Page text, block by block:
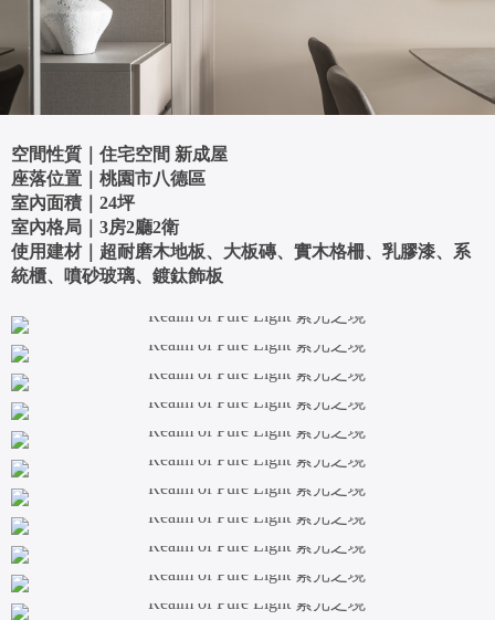
空間性質｜住宅空間 新成屋
座落位置｜桃園市八德區
室內面積｜24坪
室內格局｜3房2廳2衛
使用建材｜超耐磨木地板、大板磚、實木格柵、乳膠漆、系
統櫃、噴砂玻璃、鍍鈦飾板